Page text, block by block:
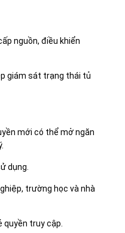
nguồn, điều khiển
giám sát trạng thái tủ
mới có thể mở ngăn
dụng.
trường học và nhà
truy cập.